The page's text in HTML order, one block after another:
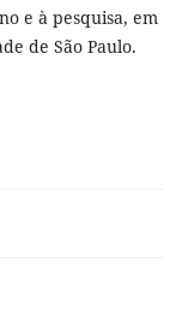
e à pesquisa, em
de São Paulo.